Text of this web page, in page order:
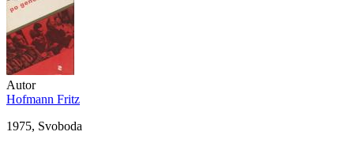
Autor
Hofmann Fritz
1975, Svoboda